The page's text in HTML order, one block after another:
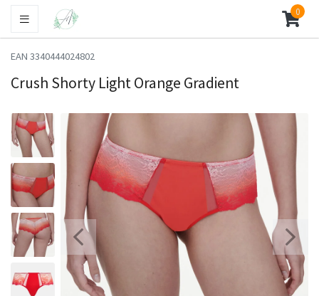
0
EAN 3340444024802
Crush Shorty Light Orange Gradient